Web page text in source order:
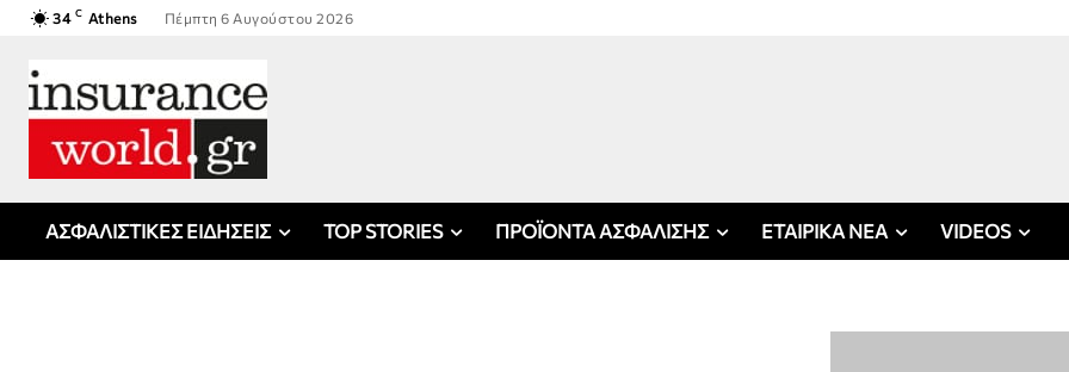
34 C Athens Πέμπτη 6 Αυγούστου 2026
ΑΣΦΑΛΙΣΤΙΚΕΣ ΕΙΔΗΣΕΙΣ TOP STORIES ΠΡΟΪΟΝΤΑ ΑΣΦΑΛΙΣΗΣ ΕΤΑΙΡΙΚΑ ΝΕΑ VIDEOS